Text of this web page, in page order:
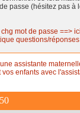
passe (hésitez pas à
mot de passe ==> ici
questions/
assistante
enfants avec